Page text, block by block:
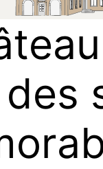
teau
des
ora